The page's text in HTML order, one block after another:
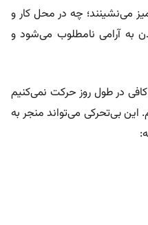
می‌نشینند؛ چه در محل کار و
به آرامی نامطلوب می‌شود و
کافی در طول روز حرکت نمی‌کنیم
این بی‌تحرکی می‌تواند منجر به